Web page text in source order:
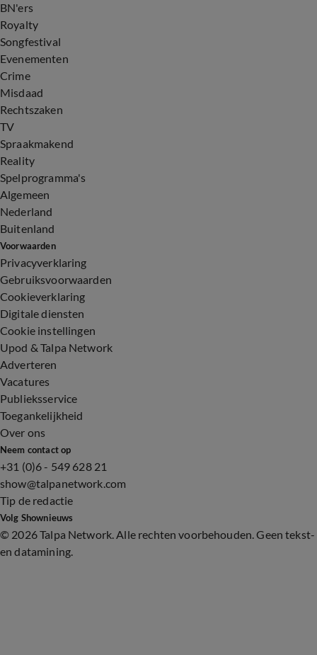
BN'ers
Royalty
Songfestival
Evenementen
Crime
Misdaad
Rechtszaken
TV
Spraakmakend
Reality
Spelprogramma's
Algemeen
Nederland
Buitenland
Voorwaarden
Privacyverklaring
Gebruiksvoorwaarden
Cookieverklaring
Digitale diensten
Cookie instellingen
Upod & Talpa Network
Adverteren
Vacatures
Publieksservice
Toegankelijkheid
Over ons
Neem contact op
+31 (0)6 - 549 628 21
show@talpanetwork.com
Tip de redactie
Volg Shownieuws
© 2026 Talpa Network. Alle rechten voorbehouden. Geen tekst-
en datamining.